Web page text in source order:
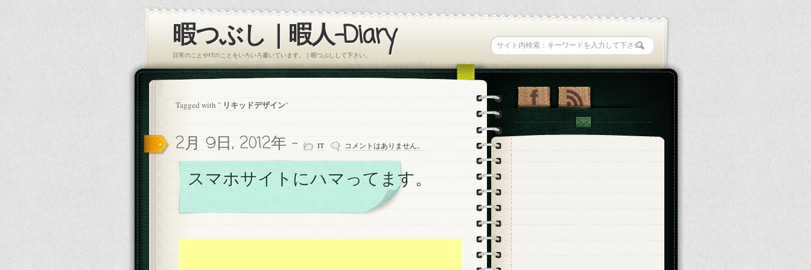
暇つぶし｜暇人-Diary
日常のことやITのことをいろいろ書いています。｜暇つぶしして下さい。
Tagged with " リキッドデザイン"
2月 9日, 2012年 - IT コメントはありません。
スマホサイトにハマってます。